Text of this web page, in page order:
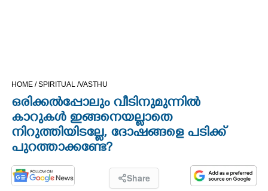
OPINION
HOME /SPIRITUAL /VASTHU
ഒരിക്കൽപ്പോലും വീടിനുമുന്നിൽ
കാറുകൾ ഇങ്ങനെയല്ലാതെ
നിറുത്തിയിടല്ലേ, ദോഷങ്ങളെ പടിക്ക്
പുറത്താക്കണ്ടേ?
Share